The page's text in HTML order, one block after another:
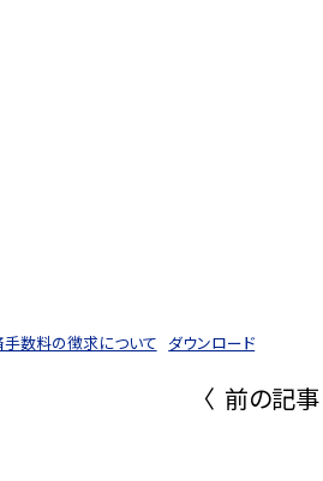
数料の徴求について ダウンロード
〈 前の記事